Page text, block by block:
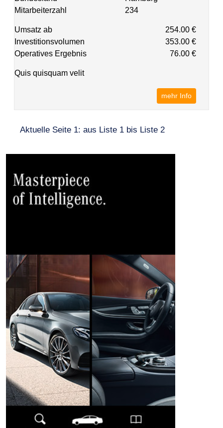
Mitarbeiterzahl
234
Umsatz ab
254.00 €
Investitionsvolumen
353.00 €
Operatives Ergebnis
76.00 €
Quis quisquam velit
mehr Info
Aktuelle Seite 1: aus Liste 1 bis Liste 2